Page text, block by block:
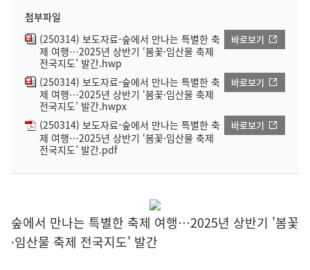
첨부파일
(250314) 보도자료-숲에서 만나는 특별한 축
제 여행…2025년 상반기 ‘봄꽃·임산물 축제
전국지도’ 발간.hwp
바로보기
(250314) 보도자료-숲에서 만나는 특별한 축
제 여행…2025년 상반기 ‘봄꽃·임산물 축제
전국지도’ 발간.hwpx
바로보기
(250314) 보도자료-숲에서 만나는 특별한 축
제 여행…2025년 상반기 ‘봄꽃·임산물 축제
전국지도’ 발간.pdf
바로보기
숲에서 만나는 특별한 축제 여행…2025년 상반기 '봄꽃
·임산물 축제 전국지도' 발간